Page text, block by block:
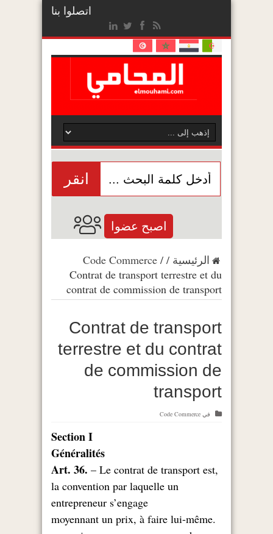
اتصلوا بنا
انقر
اصبح عضوا
الرئيسية /
Code Commerce /
Contrat de transport terrestre et du
contrat de commission de transport
Contrat de transport
terrestre et du contrat
de commission de
transport
في Code Commerce
Section I
Généralités
,
Art. 36. – Le contrat de transport est
la convention par laquelle un
entrepreneur s’engage
.moyennant un prix, à faire lui-même